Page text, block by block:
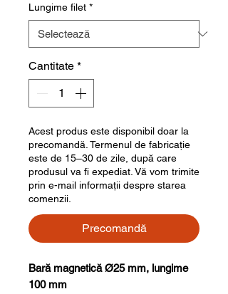
Lungime filet *
Cantitate *
Acest produs este disponibil doar la
precomandă. Termenul de fabricație
este de 15–30 de zile, după care
produsul va fi expediat. Vă vom trimite
prin e-mail informații despre starea
comenzii.
Precomandă
Bară magnetică Ø25 mm, lungime
100 mm